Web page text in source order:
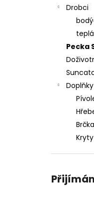
Drobci
Pecka
Doplňky
Brčka